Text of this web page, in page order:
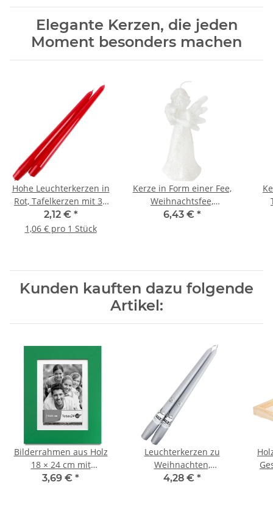
Elegante Kerzen, die jeden
Moment besonders machen
Hohe Leuchterkerzen in
Rot, Tafelkerzen mit 30
cm Länge, Spitzkerzen
2,12 € *
1,06 € pro 1 Stück
Kerze in Form einer Fee,
Weihnachtsfee,
Weihnachtskerze,
6,43 € *
Kunden kauften dazu folgende
Artikel:
Bilderrahmen aus Holz
18 × 24 cm mit
Glasscheibe,
3,69 € *
Leuchterkerzen zu
Weihnachten,
Tafelkerzen, Spitzkerzen,
4,28 € *